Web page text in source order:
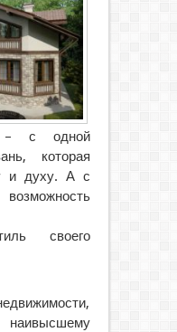
– с одной
которая
и духу. А с
своего